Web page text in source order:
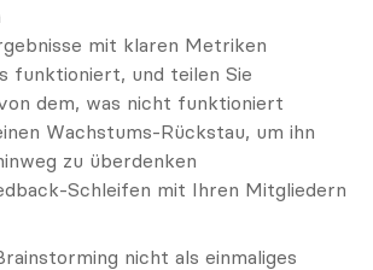
mit klaren Metriken
funktioniert, und teilen Sie
dem, was nicht funktioniert
Wachstums-Rückstau, um ihn
zu überdenken
Schleifen mit Ihren Mitgliedern
nicht als einmaliges